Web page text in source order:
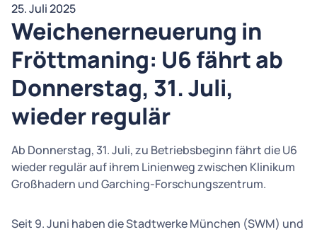
25. Juli 2025
Weichenerneuerung in
Fröttmaning: U6 fährt ab
Donnerstag, 31. Juli,
wieder regulär
Ab Donnerstag, 31. Juli, zu Betriebsbeginn fährt die U6
wieder regulär auf ihrem Linienweg zwischen Klinikum
Großhadern und Garching-Forschungszentrum.
Seit 9. Juni haben die Stadtwerke München (SWM) und